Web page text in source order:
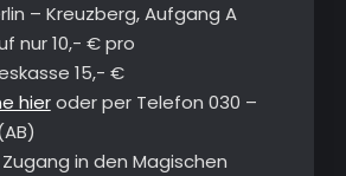
– Kreuzberg, Aufgang A
nur 10,- € pro
15,- €
hieroder per Telefon 030 –
Zugang in den Magischen